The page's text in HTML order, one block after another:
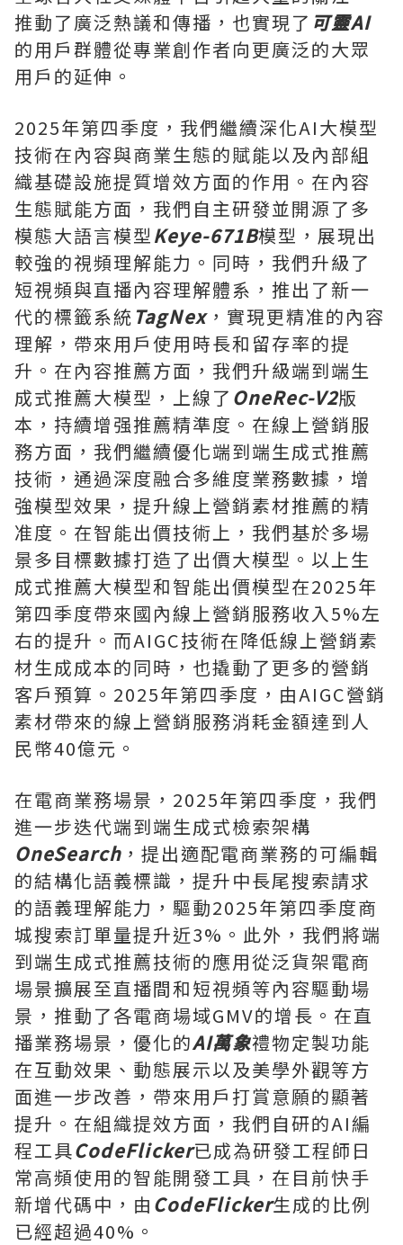
推動了廣泛熱議和傳播，也實現了 可靈AI
的用戶群體從專業創作者向更廣泛的大眾
用戶的延伸。
2025年第四季度，我們繼續深化AI大模型
技術在內容與商業生態的賦能以及內部組
織基礎設施提質增效方面的作用。在內容
生態賦能方面，我們自主研發並開源了多
模態大語言模型Keye-671B模型，展現出
較強的視頻理解能力。同時，我們升級了
短視頻與直播內容理解體系，推出了新一
代的標籤系統TagNex，實現更精准的內容
理解，帶來用戶使用時長和留存率的提
升。在內容推薦方面，我們升級端到端生
成式推薦大模型，上線了 OneRec-V2版
本，持續增强推薦精準度。在線上營銷服
務方面，我們繼續優化端到端生成式推薦
技術，通過深度融合多維度業務數據，增
強模型效果，提升線上營銷素材推薦的精
准度。在智能出價技術上，我們基於多場
景多目標數據打造了出價大模型。以上生
成式推薦大模型和智能出價模型在2025年
第四季度帶來國內線上營銷服務收入5%左
右的提升。而AIGC技術在降低線上營銷素
材生成成本的同時，也撬動了更多的營銷
客戶預算。2025年第四季度，由AIGC營銷
素材帶來的線上營銷服務消耗金額達到人
民幣40億元。
在電商業務場景，2025年第四季度，我們
進一步迭代端到端生成式檢索架構
OneSearch ，提出適配電商業務的可編輯
的結構化語義標識，提升中長尾搜索請求
的語義理解能力，驅動2025年第四季度商
城搜索訂單量提升近3%。此外，我們將端
到端生成式推薦技術的應用從泛貨架電商
場景擴展至直播間和短視頻等內容驅動場
景，推動了各電商場域GMV的增長。在直
播業務場景，優化的AI萬象禮物定製功能
在互動效果、動態展示以及美學外觀等方
面進一步改善，帶來用戶打賞意願的顯著
提升。在組織提效方面，我們自研的AI編
程工具CodeFlicker已成為研發工程師日
常高頻使用的智能開發工具，在目前快手
新增代碼中，由 CodeFlicker生成的比例
已經超過40%。